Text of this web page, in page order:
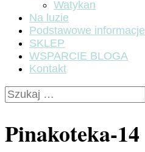
Watykan
Na luzie
Podstawowe informacje
SKLEP
WSPARCIE BLOGA
Kontakt
Szukaj:
Pinakoteka-14